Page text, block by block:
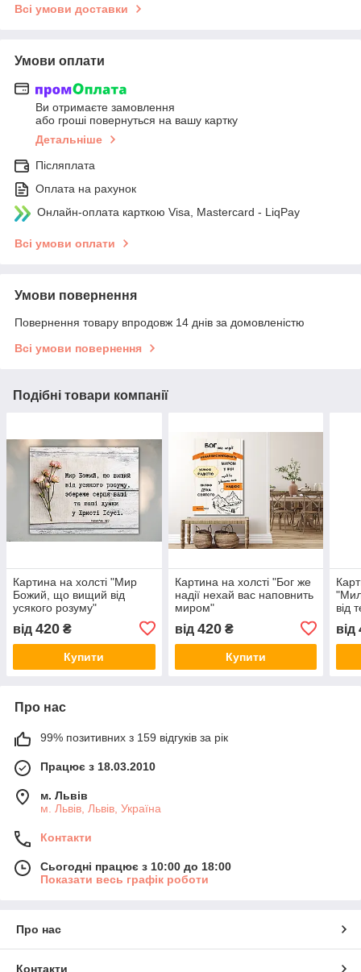
Всі умови доставки
Умови оплати
Ви отримаєте замовлення
або гроші повернуться на вашу картку
Детальніше
Післяплата
Оплата на рахунок
Онлайн-оплата карткою Visa, Mastercard - LiqPay
Всі умови оплати
Умови повернення
Повернення товару впродовж 14 днів за домовленістю
Всі умови повернення
Подібні товари компанії
Картина на холсті "Мир
Божий, що вищий від
усякого розуму"
від 420 ₴
Купити
Картина на холсті "Бог же
надії нехай вас наповнить
миром"
від 420₴
Купити
від
від
Про нас
99% позитивних з 159 відгуків за рік
Працює з 18.03.2010
м. Львів
м. Львів, Львів, Україна
Контакти
Сьогодні працює з 10:00 до 18:00
Показати весь графік роботи
Про нас
Контакти